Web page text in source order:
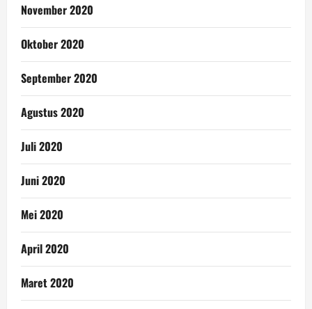
November 2020
Oktober 2020
September 2020
Agustus 2020
Juli 2020
Juni 2020
Mei 2020
April 2020
Maret 2020